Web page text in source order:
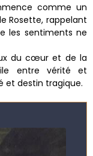
comme un
Rosette, rappelant
les sentiments ne
du cœur et de la
entre vérité et
et destin tragique.